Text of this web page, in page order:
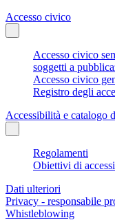
Accesso civico
Accesso civico
soggetti a
Accesso civico
Registro degli
Accessibilità e catalogo
Regolamenti
Obiettivi di
Dati ulteriori
Privacy - responsabile
Whistleblowing